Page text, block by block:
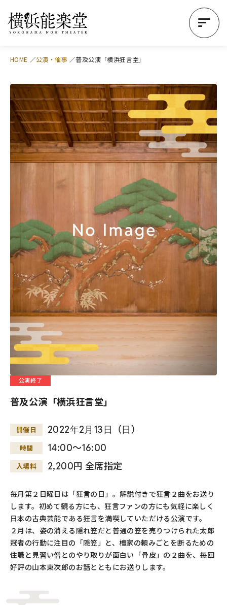
HOME 公演・催事 普及公演「横浜狂言堂」
公演終了
普及公演「横浜狂言堂」
開催日 2022年2月 13日 （日 ）
時間 14:00～16:00
入場料 2,200円 全席指定
毎月第２日曜日は「狂言の日」。解説付きで狂言２曲をお送り
します。初めて観る方にも、狂言ファンの方にも気軽に楽しく
日本の古典芸能である狂言を満喫していただける公演です。
２月は、姿の消える隠れ笠だと普通の笠を売りつけられた太郎
冠者の行動に注目の「隠笠」と、檀家の頼みごとを断るための
住職と見習い僧とのやり取りが面白い「骨皮」の２曲を、毎回
好評の山本東次郎のお話とともにお送りします。